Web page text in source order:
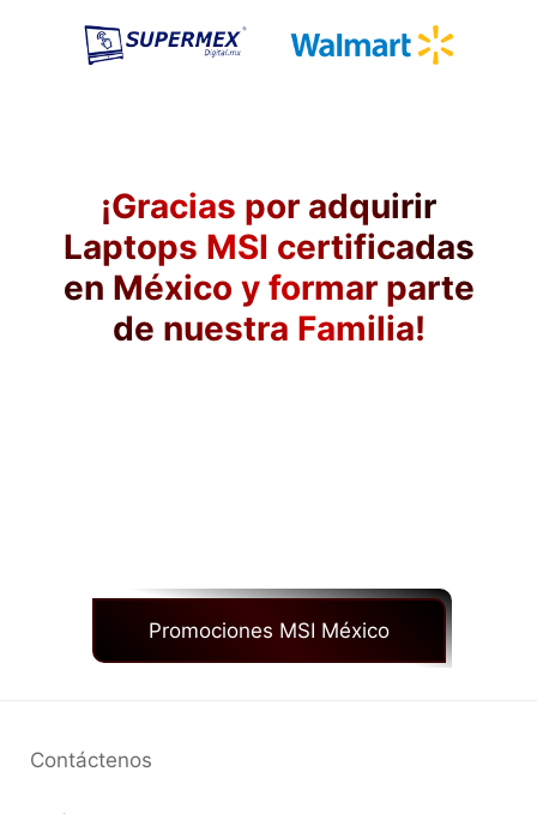
¡Gracias por adquirir
Laptops MSI certificadas
en México y formar parte
de nuestra Familia!
Promociones MSI México
Contáctenos